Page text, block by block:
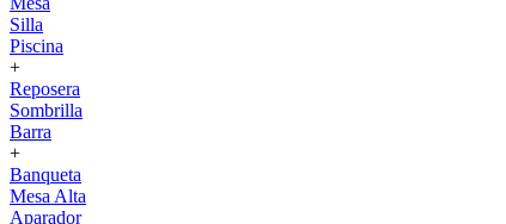
Silla
Piscina
+
Reposera
Sombrilla
Barra
+
Banqueta
Mesa Alta
Aparador